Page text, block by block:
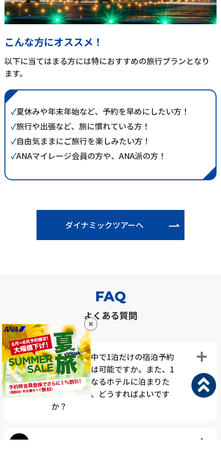
こんな方にオススメ！
以下に当てはまる方には特におすすめの旅行プランとなり
ます。
✓夏休みや年末年始など、予約を早めにしたい方！
✓旅行や出張など、旅に慣れている方！
✓自由気ままにご旅行を楽しみたい方！
✓ANAマイレージ会員の方や、ANA派の方！
ダイナミックツアーへ
FAQ
よくある質問
Q
旅行日程の中で1泊だけの宿泊予約
をすることは可能ですか。また、1
泊ごとに異なるホテルに泊まりた
いのですが、どうすればよいです
か？
Q